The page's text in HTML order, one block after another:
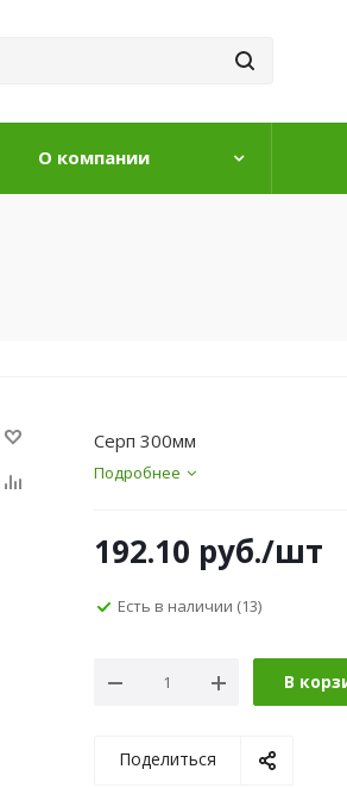
О компании
Серп 300мм
Подробнее
192.10 руб./шт
Есть в наличии (13)
В
Поделиться